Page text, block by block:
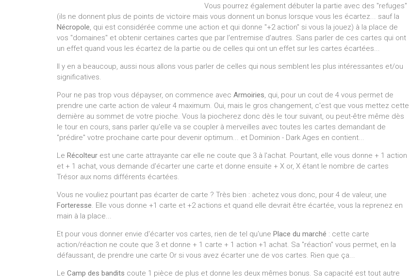
Vous pourrez également débuter la partie avec des "refuges"
(ils ne donnent plus de points de victoire mais vous donnent un bonus lorsque vous les écartez... sauf la
Nécropole, qui est considérée comme une action et qui donne "+2 action" si vous la jouez) à la place de
vos "domaines" et obtenir certaines cartes que par l'entremise d'autres. Sans parler de ces cartes qui ont
un effet quand vous les écartez de la partie ou de celles qui ont un effet sur les cartes écartées...
Il y en a beaucoup, aussi nous allons vous parler de celles qui nous semblent les plus intéressantes et/ou
significatives.
Pour ne pas trop vous dépayser, on commence avec Armoiries, qui, pour un cout de 4 vous permet de
prendre une carte action de valeur 4 maximum. Oui, mais le gros changement, c'est que vous mettez cette
dernière au sommet de votre pioche. Vous la piocherez donc dès le tour suivant, ou peut-être même dès
le tour en cours, sans parler qu'elle va se coupler à merveilles avec toutes les cartes demandant de
"prédire" votre prochaine carte pour devenir optimum... et Dominion - Dark Ages en contient...
Le Récolteur est une carte attrayante car elle ne coute que 3 à l'achat. Pourtant, elle vous donne + 1 action
et + 1 achat, vous demande d'écarter une carte et donne ensuite + X or, X étant le nombre de cartes
Trésor aux noms différents écartées.
Vous ne vouliez pourtant pas écarter de carte ? Très bien : achetez vous donc, pour 4 de valeur, une
Forteresse. Elle vous donne +1 carte et +2 actions et quand elle devrait être écartée, vous la reprenez en
main à la place...
Et pour vous donner envie d'écarter vos cartes, rien de tel qu'une Place du marché : cette carte
action/réaction ne coute que 3 et donne + 1 carte + 1 action +1 achat. Sa "réaction" vous permet, en la
défaussant, de prendre une carte Or si vous avez écarter une de vos cartes. Rien que ça...
Le Camp des bandits coute 1 pièce de plus et donne les deux mêmes bonus. Sa capacité est tout autre